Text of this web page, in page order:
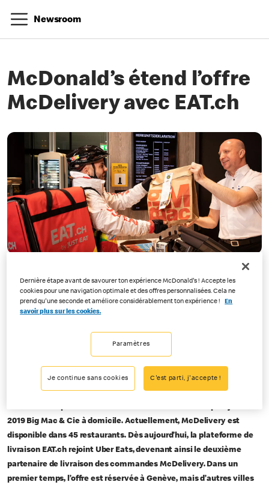
Newsroom
McDonald’s étend l’offre
McDelivery avec EAT.ch
Se faire livrer Big Mac & Cie chez soi dans 12 villes de Suisse
McDonald’s étend l’offre
McDelivery avec EAT.ch
Crissier, 24 février 2020 -Savourer l’instant présent, où que l’on soit:
2019 Big Mac & Cie à domicile. Actuellement, McDelivery est
disponible dans 45 restaurants. Dès aujourd’hui, la plateforme de
livraison EAT.ch rejoint Uber Eats, devenant ainsi le deuxième
partenaire de livraison des commandes McDelivery. Dans un
premier temps, l’offre est réservée à Genève, mais d’autres villes
Dernière étape avant de savourer ton expérience McDonald's ! Accepte les
cookies pour une navigation optimale et des offres personnalisées. Cela ne
prend qu'une seconde et améliore considérablement ton expérience !
En
savoir plus sur les cookies.
Paramètres
Je continue sans cookies C'est parti, j'accepte !